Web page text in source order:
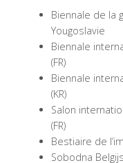
Biennale de la
Yougoslavie
Biennale
(FR)
Biennale
(KR)
Salon
(FR)
Bestiaire de
Sobodna